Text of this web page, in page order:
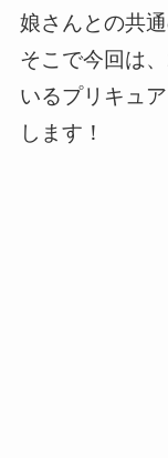
娘さんとの共
そこで今回は
いるプリキュ
します！